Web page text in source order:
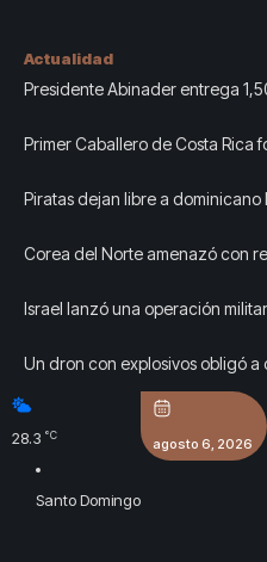
Actualidad
Presidente Abinader entrega
universidades del extranjero
Primer Caballero de Costa Rica
del Caribe
Piratas dejan libre a
Corea del Norte amenazó con
Israel lanzó una operación
Un dron con explosivos obligó
Alemania denunció un “ataque
28.3 °C
Santo Domingo
agosto 6, 2026